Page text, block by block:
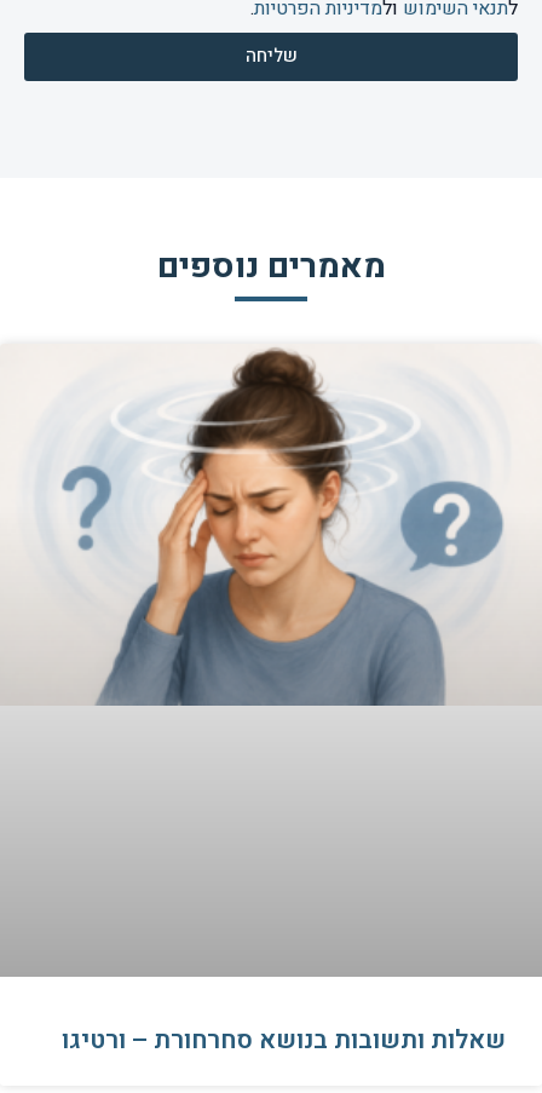
לתנאי השימוש ולמדיניות הפרטיות.
שליחה
מאמרים נוספים
שאלות ותשובות בנושא סחרחורת – ורטיגו